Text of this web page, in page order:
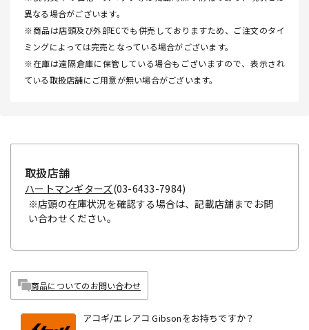
異なる場合がございます。
※商品は店頭及び外部ECでも併売しておりますため、ご注文のタイ
ミングによっては完売となっている場合がございます。
※在庫は遠隔倉庫に保管している場合もございますので、表示され
ている取扱店舗にご用意が無い場合がございます。
取扱店舗
ハートマンギターズ(03-6433-7984)
※店頭の在庫状況を確認する場合は、記載店舗までお問
い合わせください。
商品についてのお問い合わせ
アコギ/エレアコ Gibsonをお持ちですか？